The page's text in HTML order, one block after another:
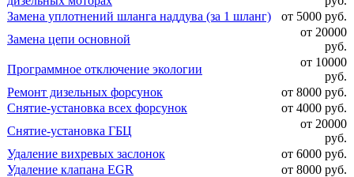
Замена уплотнений шланга наддува (за 1 шланг)
от 5000 руб.
Замена цепи основной
от 20000
руб.
Программное отключение экологии
от 10000
руб.
Ремонт дизельных форсунок
от 8000 руб.
Снятие-установка всех форсунок
от 4000 руб.
Снятие-установка ГБЦ
от 20000
руб.
Удаление вихревых заслонок
от 6000 руб.
Удаление клапана EGR
от 8000 руб.